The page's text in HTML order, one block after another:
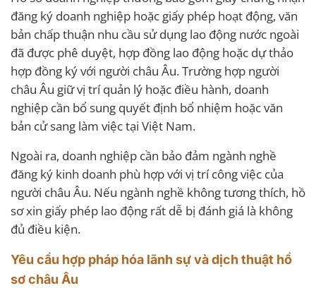
đăng ký doanh nghiệp hoặc giấy phép hoạt động, văn
bản chấp thuận nhu cầu sử dụng lao động nước ngoài
đã được phê duyệt, hợp đồng lao động hoặc dự thảo
hợp đồng ký với người châu Âu. Trường hợp người
châu Âu giữ vị trí quản lý hoặc điều hành, doanh
nghiệp cần bổ sung quyết định bổ nhiệm hoặc văn
bản cử sang làm việc tại Việt Nam.
Ngoài ra, doanh nghiệp cần bảo đảm ngành nghề
đăng ký kinh doanh phù hợp với vị trí công việc của
người châu Âu. Nếu ngành nghề không tương thích, hồ
sơ xin giấy phép lao động rất dễ bị đánh giá là không
đủ điều kiện.
Yêu cầu hợp pháp hóa lãnh sự và dịch thuật hồ
sơ châu Âu